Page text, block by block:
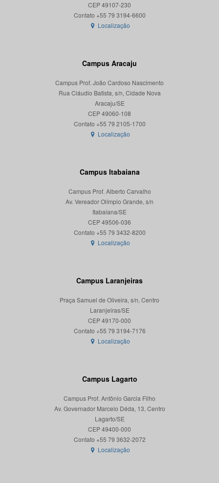
CEP 49107-230
Localização
Campus Aracaju
Campus Prof. João Cardoso Nascimento
Rua Cláudio Batista, s/n, Cidade Nova
Aracaju/SE
CEP 49060-108
Localização
Campus Itabaiana
Campus Prof. Alberto Carvalho
Av. Vereador Olímpio Grande, s/n
Itabaiana/SE
CEP 49506-036
Localização
Campus Laranjeiras
Praça Samuel de Oliveira, s/n, Centro
Laranjeiras/SE
CEP 49170-000
Localização
Campus Lagarto
Campus Prof. Antônio Garcia Filho
Av. Governador Marcelo Déda, 13, Centro
Lagarto/SE
CEP 49400-000
Localização